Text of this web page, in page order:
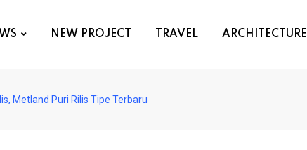
NEW PROJECT TRAVEL ARCHITECTURE
Metland Puri Rilis Tipe Terbaru